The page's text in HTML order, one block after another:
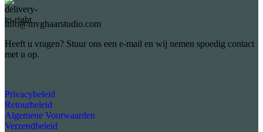
info@mvghaarstudio.com
Heeft u vragen? Stuur ons een e-mail en wij nemen spoedig contact
met u op.
Privacybeleid
Retourbeleid
Algemene Voorwaarden
Verzendbeleid